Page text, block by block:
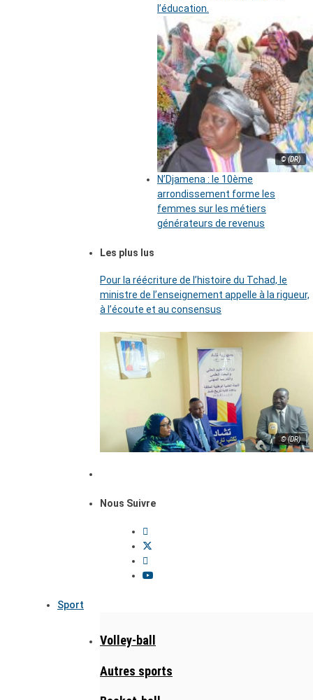
l’éducation.
© (DR)
N’Djamena : le 10ème
arrondissement forme les
femmes sur les métiers
générateurs de revenus
Les plus lus
Pour la réécriture de l’histoire du Tchad, le
ministre de l’enseignement appelle à la rigueur,
à l’écoute et au consensus
© (DR)
Nous Suivre
Sport
Volley-ball
Autres sports